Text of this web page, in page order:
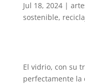
Jul 18, 2024|
sostenible,
El vidrio, con su
perfectamente la